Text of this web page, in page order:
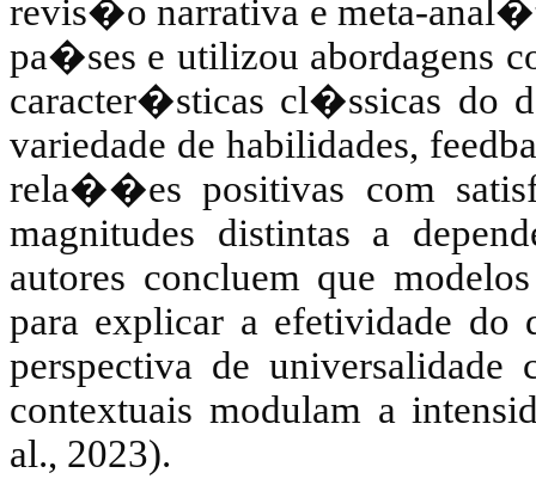
revis�o narrativa e meta-
pa�ses e utilizou abordagens
caracter�sticas cl�ssicas do
variedade de habilidades,
rela��es positivas com
magnitudes distintas a
autores concluem que
para explicar a efetividade do
perspectiva de
contextuais modulam a
al., 2023).